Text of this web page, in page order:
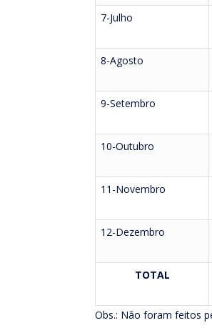
7-Julho
8-Agosto
9-Setembro
10-Outubro
11-Novembro
12-Dezembro
TOTAL
Obs.: Não foram feitos